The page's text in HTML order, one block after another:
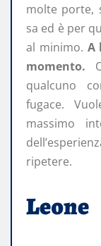
molte porte,
sa ed è per
al minimo. A
momento.
qualcuno
fugace.
massimo
ripetere.
Leone